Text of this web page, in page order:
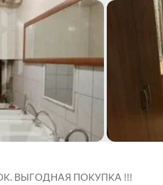
ВЫГОДНАЯ ПОКУПКА !!!